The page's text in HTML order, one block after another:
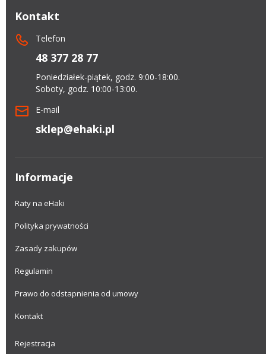
Kontakt
Telefon
48 377 28 77
Poniedziałek-piątek, godz. 9:00-18:00.
Soboty, godz. 10:00-13:00.
E-mail
sklep@ehaki.pl
Informacje
Raty na eHaki
Polityka prywatności
Zasady zakupów
Regulamin
Prawo do odstapnienia od umowy
Kontakt
Rejestracja